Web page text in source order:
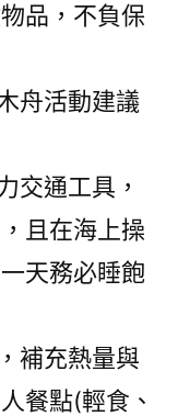
品，不負保
舟活動建議
交通工具，
且在海上操
天務必睡飽
補充熱量與
餐點(輕食、